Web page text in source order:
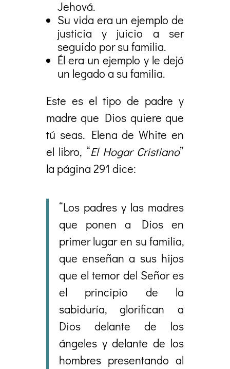
Jehová.
Su vida era un ejemplo de
justicia y juicio a ser
seguido por su familia.
Él era un ejemplo y le dejó
un legado a su familia.
Este es el tipo de padre y
madre que Dios quiere que
tú seas. Elena de White en
el libro, “El Hogar Cristiano”
la página 291 dice:
“Los padres y las madres
que ponen a Dios en
primer lugar en su familia,
que enseñan a sus hijos
que el temor del Señor es
el principio de la
sabiduría, glorifican a
Dios delante de los
ángeles y delante de los
hombres presentando al